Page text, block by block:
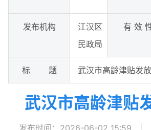
发布机构
江汉区
民政局
有 效
标 题 武汉市高龄津贴发
武汉市高龄津贴
发布时间：2026-06-02 15:59